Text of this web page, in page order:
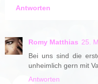
Antworten
Romy Matthias 25.
Bei uns sind die
unheimlich gern mit
Antworten